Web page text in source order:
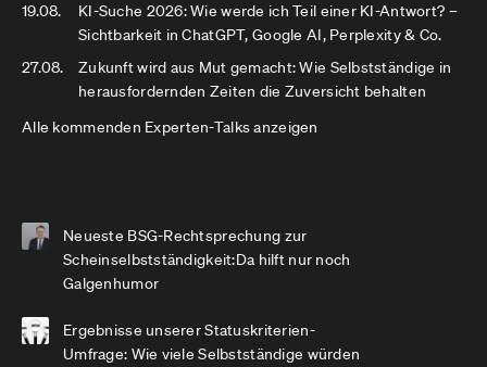
19.08.
KI-Suche 2026: Wie werde ich Teil einer KI-Antwort? –
Sichtbarkeit in ChatGPT, Google AI, Perplexity & Co.
27.08.
Zukunft wird aus Mut gemacht: Wie Selbstständige in
herausfordernden Zeiten die Zuversicht behalten
Alle kommenden Experten-Talks anzeigen
Neueste BSG-Rechtsprechung zur
Scheinselbstständigkeit:Da hilft nur noch
Galgenhumor
Ergebnisse unserer Statuskriterien-
Umfrage: Wie viele Selbstständige würden